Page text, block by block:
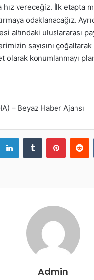
hız vereceğiz. İlk etapta
odaklanacağız.
altındaki uluslararası
sayısını
olarak konumlanmayı
– Beyaz Haber Ajansı
LinkedInTumblr Pinterest
Admin